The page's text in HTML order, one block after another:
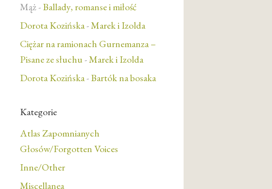
Mąż-Ballady, romanse i miłość
Dorota Kozińska-Marek i Izolda
Ciężar na ramionach Gurnemanza –
Pisane ze słuchu-Marek i Izolda
Dorota Kozińska-Bartók na bosaka
Kategorie
Atlas Zapomnianych
Głosów/Forgotten Voices
Inne/Other
Miscellanea